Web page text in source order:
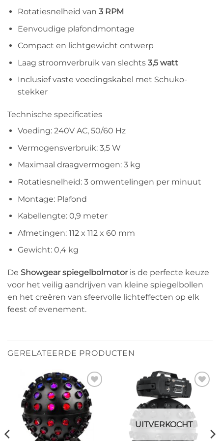
Rotatiesnelheid van 3 RPM
Eenvoudige plafondmontage
Compact en lichtgewicht ontwerp
Laag stroomverbruik van slechts 3,5 watt
Inclusief vaste voedingskabel met Schuko-
stekker
Technische specificaties
Voeding: 240V AC, 50/60 Hz
Vermogensverbruik: 3,5 W
Maximaal draagvermogen: 3 kg
Rotatiesnelheid: 3 omwentelingen per minuut
Montage: Plafond
Kabellengte: 0,9 meter
Afmetingen: 112 x 112 x 60 mm
Gewicht: 0,4 kg
De Showgear spiegelbolmotoris de perfecte keuze
voor het veilig aandrijven van kleine spiegelbollen
en het creëren van sfeervolle lichteffecten op elk
feest of evenement.
GERELATEERDE PRODUCTEN
Toevoegen
aan
verlanglijst
Toevoegen
verlanglijst
UITVERKOCHT